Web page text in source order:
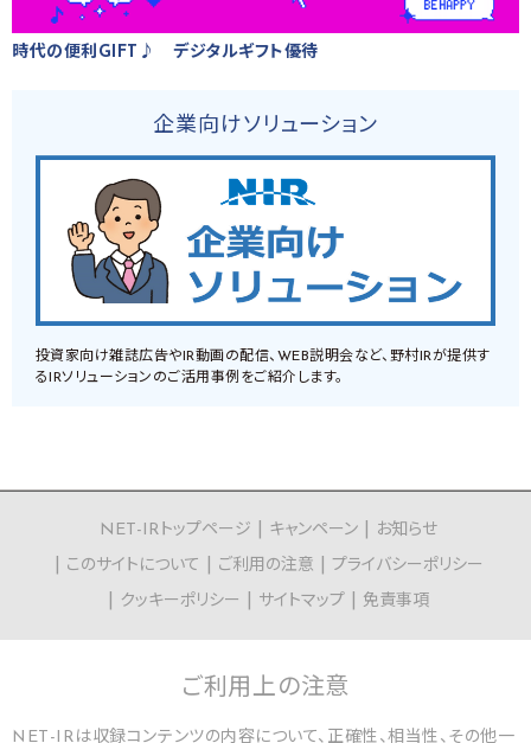
時代の便利GIFT♪ デジタルギフト優待
企業向けソリューション
投資家向け雑誌広告やIR動画の配信、WEB説明会など、野村IRが提供す
るIRソリューションのご活用事例をご紹介します。
NET-IRトップページ キャンペーン
お知らせ
このサイトについて
ご利用の注意
プライバシーポリシー
クッキーポリシー
サイトマップ 免責事項
ご利用上の注意
NET-IRは収録コンテンツの内容について、正確性、相当性、その他一